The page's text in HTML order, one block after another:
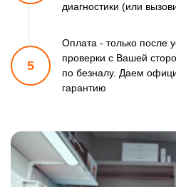
диагностики (или
5
Оплата - только после
проверки с Вашей
по безналу. Даем
гарантию